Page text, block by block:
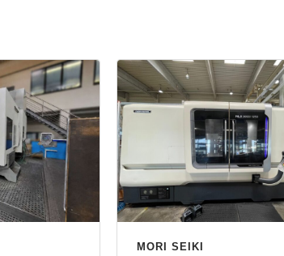
MORI SEIKI